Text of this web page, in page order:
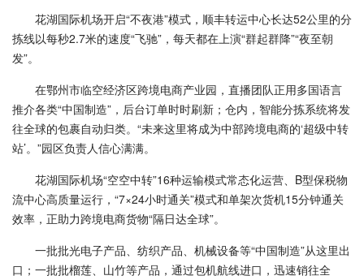
花湖国际机场开启“不夜港”模式，顺丰转运中心长达52公里的分
拣线以每秒2.7米的速度“飞驰”，每天都在上演“群起群降”“夜至朝
发”。
在鄂州市临空经济区跨境电商产业园，直播团队正用多国语言
推介各类“中国制造”，后台订单时时刷新；仓内，智能分拣系统将发
往全球的包裹自动归类。“未来这里将成为中部跨境电商的‘超级中转
站’。”园区负责人信心满满。
花湖国际机场“空空中转”16种运输模式常态化运营、B型保税物
流中心高质量运行，“7×24小时通关”模式和单架次货机15分钟通关
效率，正助力跨境电商货物“隔日达全球”。
一批批光电子产品、纺织产品、机械设备等“中国制造”从这里出
口；一批批榴莲、山竹等产品，通过包机航线进口，迅速销往全